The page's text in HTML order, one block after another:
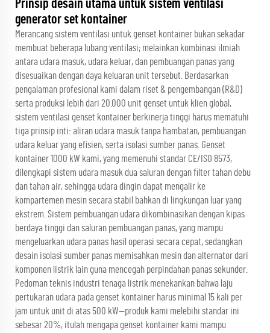
Prinsip desain utama untuk sistem ventilasi
generator set kontainer
Merancang sistem ventilasi untuk genset kontainer bukan sekadar
membuat beberapa lubang ventilasi; melainkan kombinasi ilmiah
antara udara masuk, udara keluar, dan pembuangan panas yang
disesuaikan dengan daya keluaran unit tersebut. Berdasarkan
pengalaman profesional kami dalam riset & pengembangan (R&D)
serta produksi lebih dari 20.000 unit genset untuk klien global,
sistem ventilasi genset kontainer berkinerja tinggi harus mematuhi
tiga prinsip inti: aliran udara masuk tanpa hambatan, pembuangan
udara keluar yang efisien, serta isolasi sumber panas. Genset
kontainer 1000 kW kami, yang memenuhi standar CE/ISO 8573,
dilengkapi sistem udara masuk dua saluran dengan filter tahan debu
dan tahan air, sehingga udara dingin dapat mengalir ke
kompartemen mesin secara stabil bahkan di lingkungan luar yang
ekstrem. Sistem pembuangan udara dikombinasikan dengan kipas
berdaya tinggi dan saluran pembuangan panas, yang mampu
mengeluarkan udara panas hasil operasi secara cepat, sedangkan
desain isolasi sumber panas memisahkan mesin dan alternator dari
komponen listrik lain guna mencegah perpindahan panas sekunder.
Pedoman teknis industri tenaga listrik menekankan bahwa laju
pertukaran udara pada genset kontainer harus minimal 15 kali per
jam untuk unit di atas 500 kW—produk kami melebihi standar ini
sebesar 20%, itulah mengapa genset kontainer kami mampu